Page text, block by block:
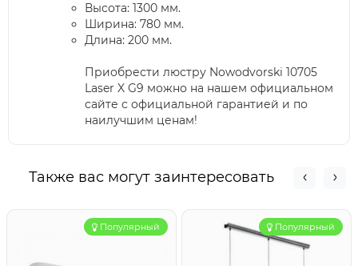
Высота: 1300 мм.
Ширина: 780 мм.
Длина: 200 мм.
Приобрести люстру Nowodvorski 10705
Laser X G9 можно на нашем официальном
сайте с официальной гарантией и по
наилучшим ценам!
Также вас могут заинтересовать
Популярный Популярный